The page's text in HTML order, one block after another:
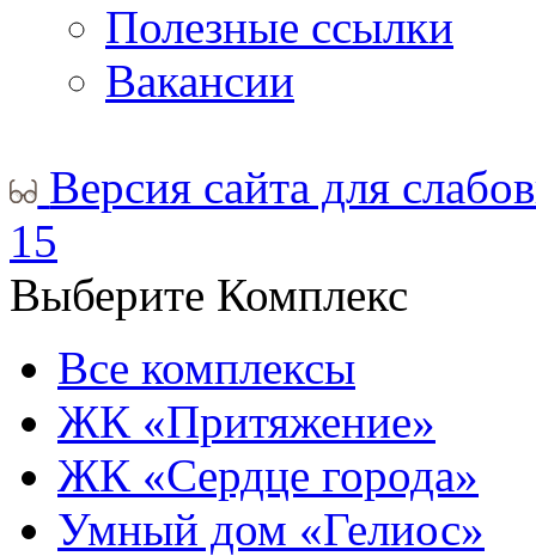
Полезные ссылки
Вакансии
Версия сайта для
15
Выберите Комплекс
Все комплексы
ЖК «Притяжение»
ЖК «Сердце города»
Умный дом «Гелиос»